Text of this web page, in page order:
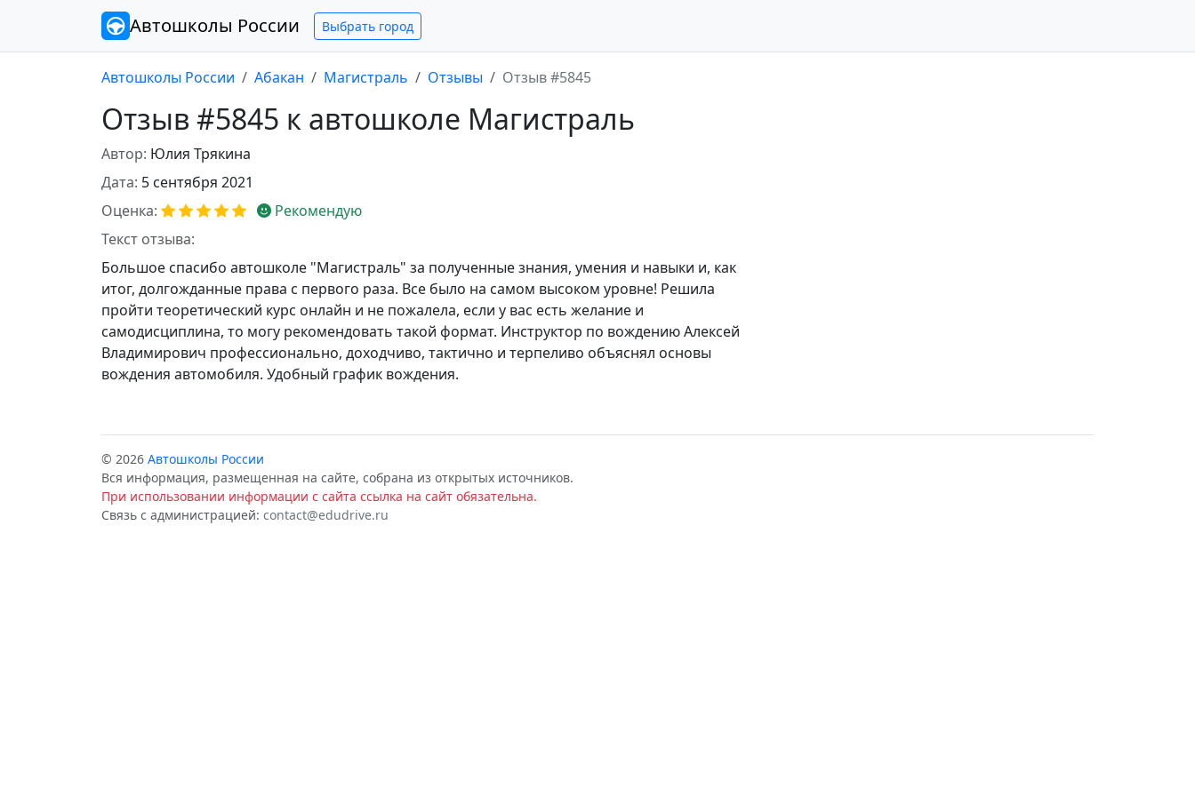
Автошколы России Выбрать город
Автошколы России Абакан Магистраль Отзывы Отзыв #5845
Отзыв #5845 к автошколе Магистраль
Автор: Юлия Трякина
Дата: 5 сентября 2021
Оценка:
Рекомендую
Текст отзыва:
Большое спасибо автошколе "Магистраль" за полученные знания, умения и навыки и, как
итог, долгожданные права с первого раза. Все было на самом высоком уровне! Решила
пройти теоретический курс онлайн и не пожалела, если у вас есть желание и
самодисциплина, то могу рекомендовать такой формат. Инструктор по вождению Алексей
Владимирович профессионально, доходчиво, тактично и терпеливо объяснял основы
вождения автомобиля. Удобный график вождения.
© 2026 Автошколы России
Вся информация, размещенная на сайте, собрана из открытых источников.
При использовании информации с сайта ссылка на сайт обязательна.
Связь с администрацией: contact@edudrive.ru